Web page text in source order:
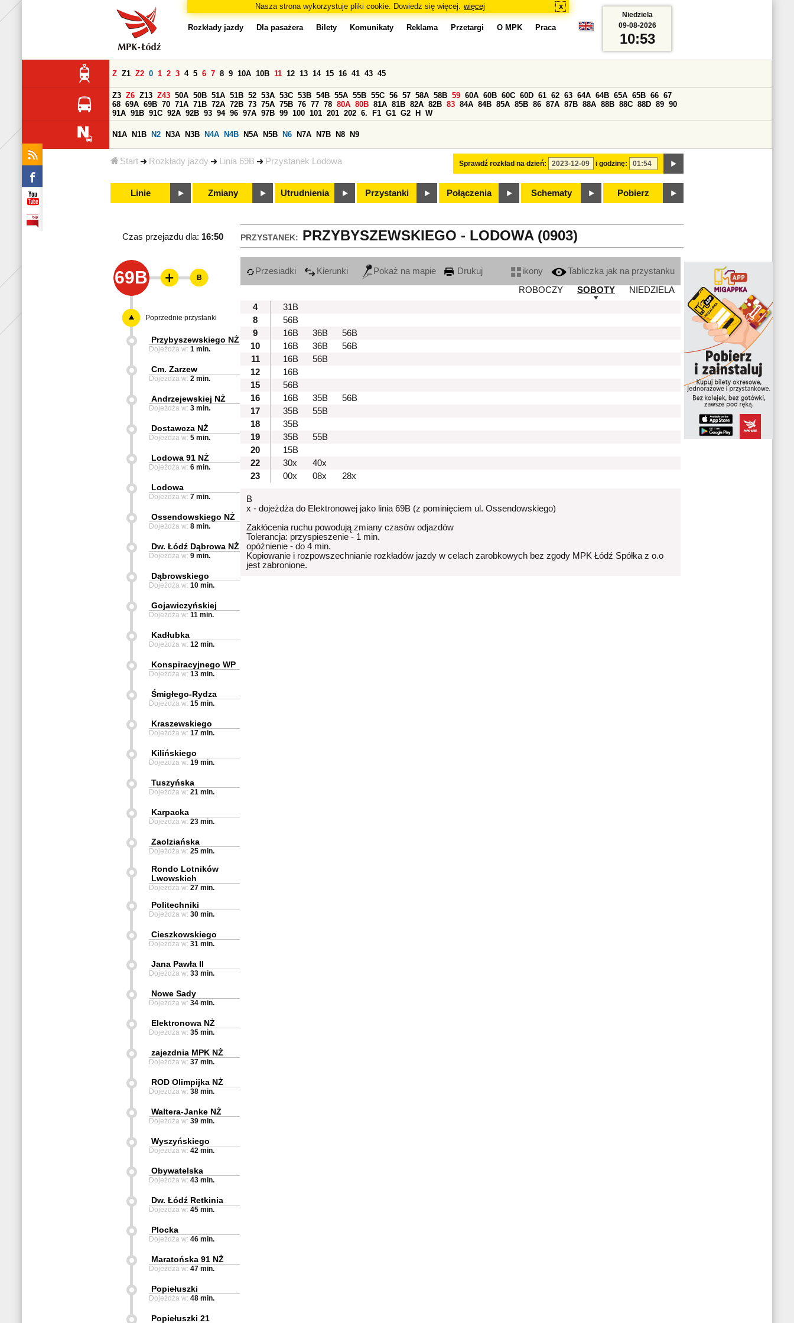
Nasza strona wykorzystuje pliki cookie. Dowiedz się więcej. więcej x
Start Rozkłady jazdy Linia 69B Przystanek Lodowa
Rozkłady jazdy Dla pasażera Bilety Komunikaty Reklama Przetargi O MPK Praca
Sprawdź rozkład na dzień: i godzinę:
Z Z1 Z2 0 1 2 3 4 5 6 7 8 9 10A 10B 11 12 13 14 15 16 41 43 45
Z3 Z6 Z13 Z43 50A 50B 51A 51B 52 53A 53C 53B 54B 55A 55B 55C 56 57 58A 58B 59 60A 60B 60C 60D 61 62 63 64A 64B 65A 65B 66 67
68 69A 69B 70 71A 71B 72A 72B 73 75A 75B 76 77 78 80A 80B 81A 81B 82A 82B 83 84A 84B 85A 85B 86 87A 87B 88A 88B 88C 88D 89 90
91A 91B 91C 92A 92B 93 94 96 97A 97B 99 100 101 201 202 6. F1 G1 G2 H W
N1A N1B N2 N3A N3B N4A N4B N5A N5B N6 N7A N7B N8 N9
Linie Zmiany Utrudnienia Przystanki Połączenia Schematy Pobierz
Niedziela
09-08-2026
10:53
PRZYSTANEK: PRZYBYSZEWSKIEGO - LODOWA (0903)
Czas przejazdu dla: 16:50
69B Przesiadki Kierunki Pokaż na mapie Drukuj ikony
Tabliczka jak na przystanku
ROBOCZY
SOBOTY
NIEDZIELA
4
31B
8
56B
9
16B 36B
56B
10
16B 36B
56B
11
16B
56B
12
16B
15
56B
16
16B 35B
56B
17
35B
55B
18
35B
19
35B
55B
20
15B
22
30x
40x
23
00x 08x 28x
B
x - dojeżdża do Elektronowej jako linia 69B (z pominięciem ul. Ossendowskiego)
Zakłócenia ruchu powodują zmiany czasów odjazdów
Tolerancja: przyspieszenie - 1 min.
opóźnienie - do 4 min.
Kopiowanie i rozpowszechnianie rozkładów jazdy w celach zarobkowych bez zgody MPK Łódź Spółka z o.o
jest zabronione.
B
Poprzednie przystanki
Przybyszewskiego NŻ
Dojeżdża w: 1 min.
Cm. Zarzew
Dojeżdża w: 2 min.
Andrzejewskiej NŻ
Dojeżdża w: 3 min.
Dostawcza NŻ
Dojeżdża w: 5 min.
Lodowa 91 NŻ
Dojeżdża w: 6 min.
Lodowa
Dojeżdża w: 7 min.
Ossendowskiego NŻ
Dojeżdża w: 8 min.
Dw. Łódź Dąbrowa NŻ
Dojeżdża w: 9 min.
Dąbrowskiego
Dojeżdża w: 10 min.
Gojawiczyńskiej
Dojeżdża w: 11 min.
Kadłubka
Dojeżdża w: 12 min.
Konspiracyjnego WP
Dojeżdża w: 13 min.
Śmigłego-Rydza
Dojeżdża w: 15 min.
Kraszewskiego
Dojeżdża w: 17 min.
Kilińskiego
Dojeżdża w: 19 min.
Tuszyńska
Dojeżdża w: 21 min.
Karpacka
Dojeżdża w: 23 min.
Zaolziańska
Dojeżdża w: 25 min.
Rondo Lotników
Lwowskich
Dojeżdża w: 27 min.
Politechniki
Dojeżdża w: 30 min.
Cieszkowskiego
Dojeżdża w: 31 min.
Jana Pawła II
Dojeżdża w: 33 min.
Nowe Sady
Dojeżdża w: 34 min.
Elektronowa NŻ
Dojeżdża w: 35 min.
zajezdnia MPK NŻ
Dojeżdża w: 37 min.
ROD Olimpijka NŻ
Dojeżdża w: 38 min.
Waltera-Janke NŻ
Dojeżdża w: 39 min.
Wyszyńskiego
Dojeżdża w: 42 min.
Obywatelska
Dojeżdża w: 43 min.
Dw. Łódź Retkinia
Dojeżdża w: 45 min.
Plocka
Dojeżdża w: 46 min.
Maratońska 91 NŻ
Dojeżdża w: 47 min.
Popiełuszki
Dojeżdża w: 48 min.
Popiełuszki 21